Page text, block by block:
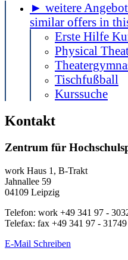
► weitere
similar offers in
Erste Hilfe
Physical
Tischfußball
Kurssuche
Kontakt
Zentrum für
work Haus 1, B-Trakt
Jahnallee 59
04109 Leipzig
Telefon: work +49 341 97 -
Telefax: fax +49 341 97 - 31749
E-Mail Schreiben